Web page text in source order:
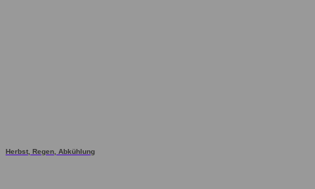
Herbst, Regen, Abkühlung